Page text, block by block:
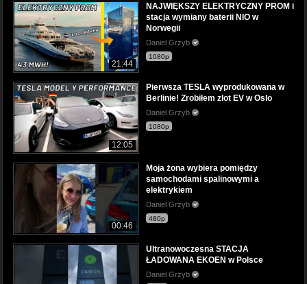
21:44
NAJWIĘKSZY ELEKTRYCZNY PROM i
stacja wymiany baterii NIO w
Norwegii
Daniel Grzyb
1080p
12:05
Pierwsza TESLA wyprodukowana w
Berlinie! Zrobiłem zlot EV w Oslo
Daniel Grzyb
1080p
00:46
Moja żona wybiera pomiędzy
samochodami spalinowymi a
elektrykiem
Daniel Grzyb
480p
Ultranowoczesna STACJA
ŁADOWANA EKOEN w Polsce
Daniel Grzyb